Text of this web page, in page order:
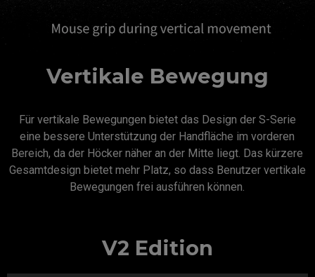
Vertikale Bewegung
Für vertikale Bewegungen bietet das Design der S-Serie
eine bessere Unterstützung der Handfläche im vorderen
Bereich, da der Höcker näher an der Mitte liegt. Das kürzere
Gesamtdesign bietet mehr Platz, so dass Benutzer vertikale
Bewegungen frei ausführen können.
V2 Edition